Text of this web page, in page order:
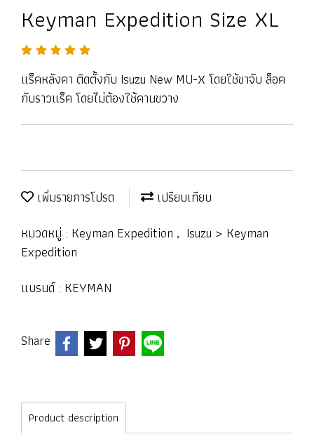
Keyman Expedition Size XL
แร็คหลังคา ติดตั้งกับ Isuzu New MU-X โดยใช้ขาจับ ล็อค
กับราวแร็ค โดยไม่ต้องใช้คานขวาง
เพิ่มรายการโปรด
เปรียบเทียบ
หมวดหมู่ : Keyman Expedition , Isuzu > Keyman
Expedition
แบรนด์ : KEYMAN
Share
Product description